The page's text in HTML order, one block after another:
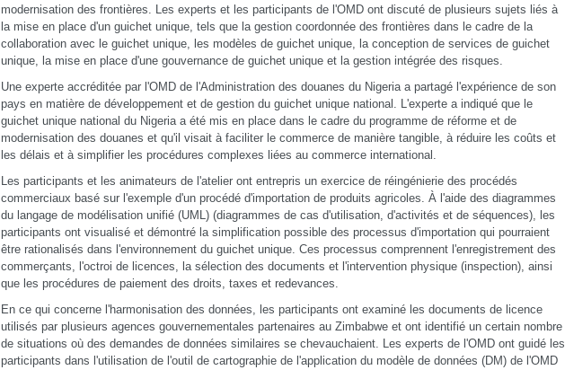
modernisation des frontières. Les experts et les participants de l'OMD ont discuté de plusieurs sujets liés à
la mise en place d'un guichet unique, tels que la gestion coordonnée des frontières dans le cadre de la
collaboration avec le guichet unique, les modèles de guichet unique, la conception de services de guichet
unique, la mise en place d'une gouvernance de guichet unique et la gestion intégrée des risques.
Une experte accréditée par l'OMD de l'Administration des douanes du Nigeria a partagé l'expérience de son
pays en matière de développement et de gestion du guichet unique national. L'experte a indiqué que le
guichet unique national du Nigeria a été mis en place dans le cadre du programme de réforme et de
modernisation des douanes et qu'il visait à faciliter le commerce de manière tangible, à réduire les coûts et
les délais et à simplifier les procédures complexes liées au commerce international.
Les participants et les animateurs de l'atelier ont entrepris un exercice de réingénierie des procédés
commerciaux basé sur l'exemple d'un procédé d'importation de produits agricoles. À l'aide des diagrammes
du langage de modélisation unifié (UML) (diagrammes de cas d'utilisation, d'activités et de séquences), les
participants ont visualisé et démontré la simplification possible des processus d'importation qui pourraient
être rationalisés dans l'environnement du guichet unique. Ces processus comprennent l'enregistrement des
commerçants, l'octroi de licences, la sélection des documents et l'intervention physique (inspection), ainsi
que les procédures de paiement des droits, taxes et redevances.
En ce qui concerne l'harmonisation des données, les participants ont examiné les documents de licence
utilisés par plusieurs agences gouvernementales partenaires au Zimbabwe et ont identifié un certain nombre
de situations où des demandes de données similaires se chevauchaient. Les experts de l'OMD ont guidé les
participants dans l'utilisation de l'outil de cartographie de l'application du modèle de données (DM) de l'OMD